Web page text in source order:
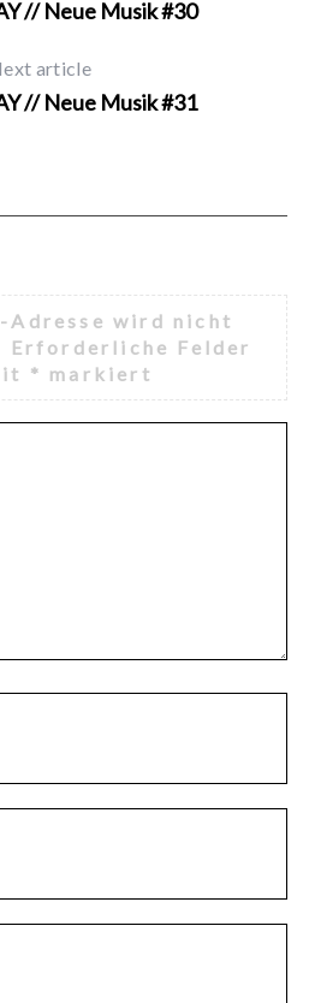
// Neue Musik #30
article
// Neue Musik #31
Adresse wird nicht
Erforderliche Felder
* markiert